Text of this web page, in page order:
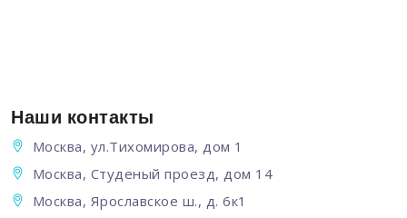
Наши контакты
Москва, ул.Тихомирова, дом 1
Москва, Студеный проезд, дом 14
Москва, Ярославское ш., д. 6к1